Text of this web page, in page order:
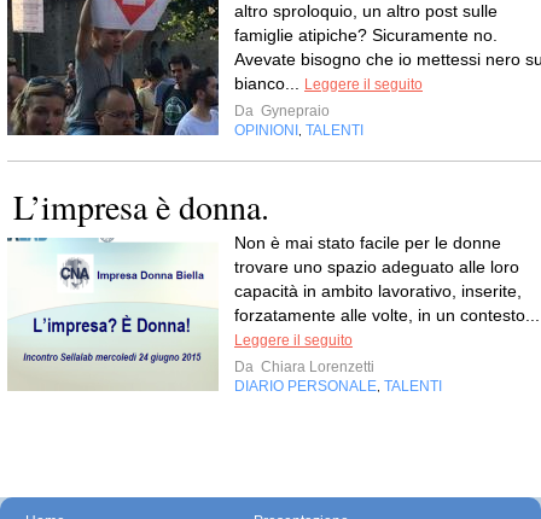
altro sproloquio, un altro post sulle
famiglie atipiche? Sicuramente no.
Avevate bisogno che io mettessi nero
bianco...
Leggere il seguito
Da Gynepraio
OPINIONI
TALENTI
L’impresa è donna.
Non è mai stato facile per le donne
trovare uno spazio adeguato alle loro
capacità in ambito lavorativo, inserite,
forzatamente alle volte, in un contesto...
Leggere il seguito
Da Chiara Lorenzetti
DIARIO PERSONALE TALENTI